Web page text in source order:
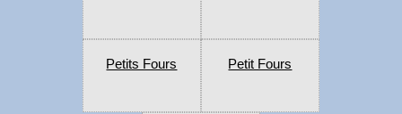
Petits Fours Petit Fours